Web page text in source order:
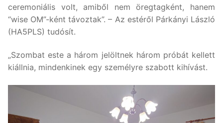
ceremoniális volt, amiből nem öregtagként, hanem
“wise OM”-ként távoztak”. – Az estéről Párkányi László
(HA5PLS) tudósít.
„Szombat este a három jelöltnek három próbát kellett
kiállnia, mindenkinek egy személyre szabott kihívást.